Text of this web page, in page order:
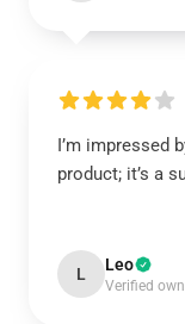
I’m impressed
product; it’s a
L Leo
Verified